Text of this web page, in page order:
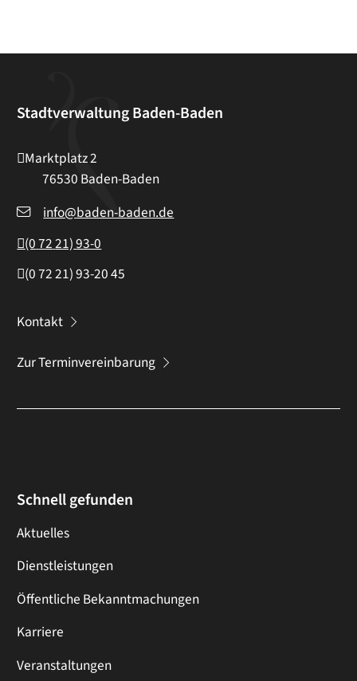
Stadtverwaltung Baden-Baden
Marktplatz 2
76530 Baden-Baden
info@baden-baden.de
(07221) 93-0
(07221) 93-2045
Kontakt
Zur Terminvereinbarung
Schnell gefunden
Aktuelles
Dienstleistungen
Öffentliche Bekanntmachungen
Karriere
Veranstaltungen